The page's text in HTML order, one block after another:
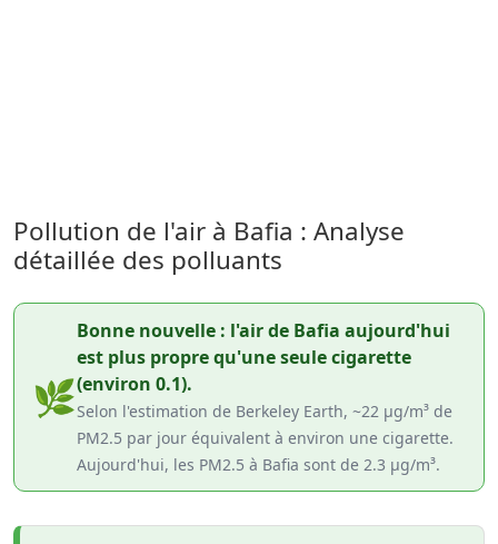
Pollution de l'air à Bafia : Analyse
détaillée des polluants
🌿
Bonne nouvelle : l'air de Bafia aujourd'hui
est plus propre qu'une seule cigarette
(environ 0.1).
Selon l'estimation de Berkeley Earth, ~22 µg/m³ de
PM2.5 par jour équivalent à environ une cigarette.
Aujourd'hui, les PM2.5 à Bafia sont de 2.3 µg/m³.